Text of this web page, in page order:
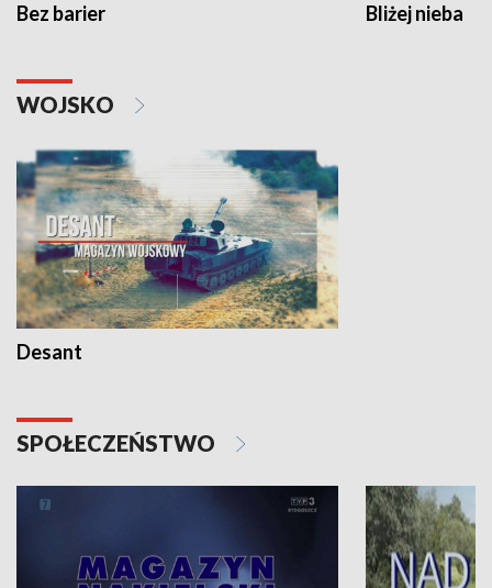
Bez barier Bliżej nieba
WOJSKO
Desant
SPOŁECZEŃSTWO